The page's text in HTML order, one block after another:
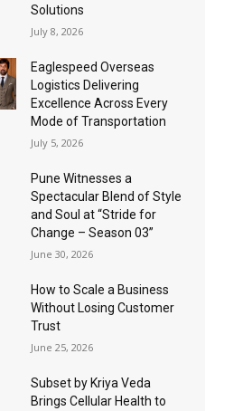
Solutions
July 8, 2026
Eaglespeed Overseas
Logistics Delivering
Excellence Across Every
Mode of Transportation
July 5, 2026
Pune Witnesses a
Spectacular Blend of Style
and Soul at “Stride for
Change – Season 03”
June 30, 2026
How to Scale a Business
Without Losing Customer
Trust
June 25, 2026
Subset by Kriya Veda
Brings Cellular Health to